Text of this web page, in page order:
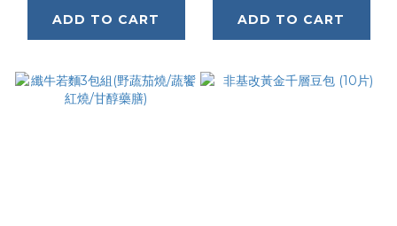
ADD TO CART ADD TO CART